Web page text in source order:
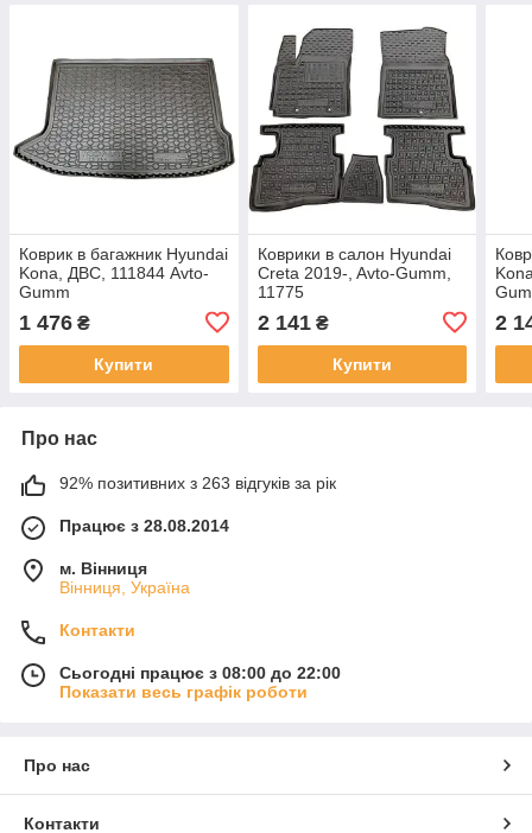
Коврик в багажник Hyundai
Kona, ДВС, 111844 Avto-
Gumm
1 476 ₴
Купити
Коврики в салон Hyundai
Creta 2019-, Avto-Gumm,
11775
2 141₴
Купити
2
Про нас
92% позитивних з 263 відгуків за рік
Працює з 28.08.2014
м. Вінниця
Вінниця, Україна
Контакти
Сьогодні працює з 08:00 до 22:00
Показати весь графік роботи
Про нас
Контакти